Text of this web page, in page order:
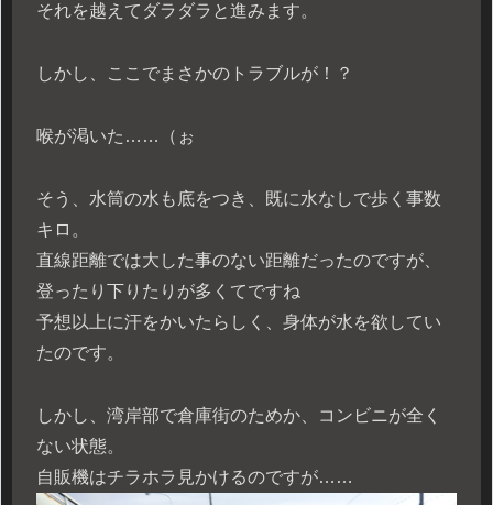
それを越えてダラダラと進みます。
しかし、ここでまさかのトラブルが！？
喉が渇いた……（ぉ
そう、水筒の水も底をつき、既に水なしで歩く事数
キロ。
直線距離では大した事のない距離だったのですが、
登ったり下りたりが多くてですね
予想以上に汗をかいたらしく、身体が水を欲してい
たのです。
しかし、湾岸部で倉庫街のためか、コンビニが全く
ない状態。
自販機はチラホラ見かけるのですが……